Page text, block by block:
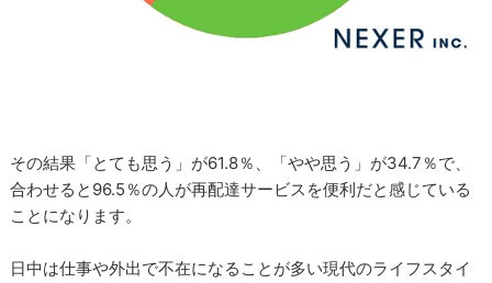
その結果「とても思う」が61.8％、「やや思う」が34.7％で、
合わせると96.5％の人が再配達サービスを便利だと感じている
ことになります。
日中は仕事や外出で不在になることが多い現代のライフスタイ